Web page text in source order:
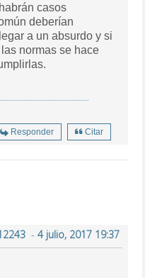
casos
deberían
a un absurdo y si
normas se hace
Responder Citar
- 4 julio, 2017 19:37